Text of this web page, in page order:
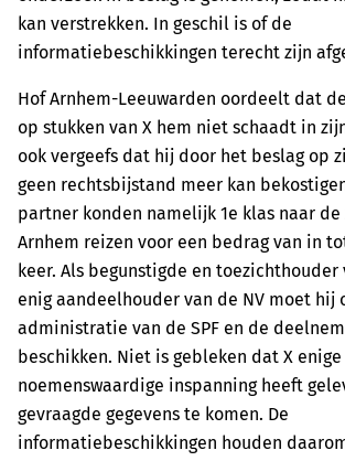
kan verstrekken. In geschil is of de
informatiebeschikkingen terecht zijn
Hof Arnhem-Leeuwarden oordeelt dat
op stukken van X hem niet schaadt in
ook vergeefs dat hij door het beslag op
geen rechtsbijstand meer kan
partner konden namelijk 1e klas naar
Arnhem reizen voor een bedrag van in
keer. Als begunstigde en toezichthouder
enig aandeelhouder van de NV moet hij
administratie van de SPF en de
beschikken. Niet is gebleken dat X enige
noemenswaardige inspanning heeft
gevraagde gegevens te komen. De
informatiebeschikkingen houden